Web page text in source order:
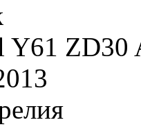
Y61 ZD30